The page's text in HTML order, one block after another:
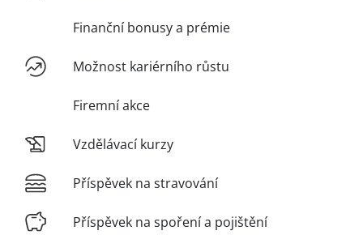
Finanční bonusy a prémie
Možnost kariérního růstu
Firemní akce
Vzdělávací kurzy
Příspěvek na stravování
Příspěvek na spoření a pojištění